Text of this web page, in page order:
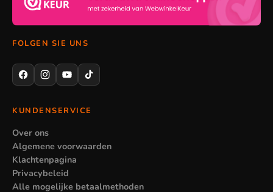
FOLGEN SIE UNS
KUNDENSERVICE
Over ons
Algemene voorwaarden
Klachtenpagina
Privacybeleid
Alle mogelijke betaalmethoden